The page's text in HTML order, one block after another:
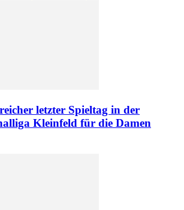
letzter Spieltag in der
Kleinfeld für die Damen